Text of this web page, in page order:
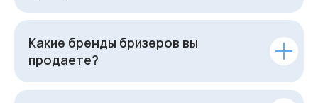
Какие бренды бризеров вы
продаете?